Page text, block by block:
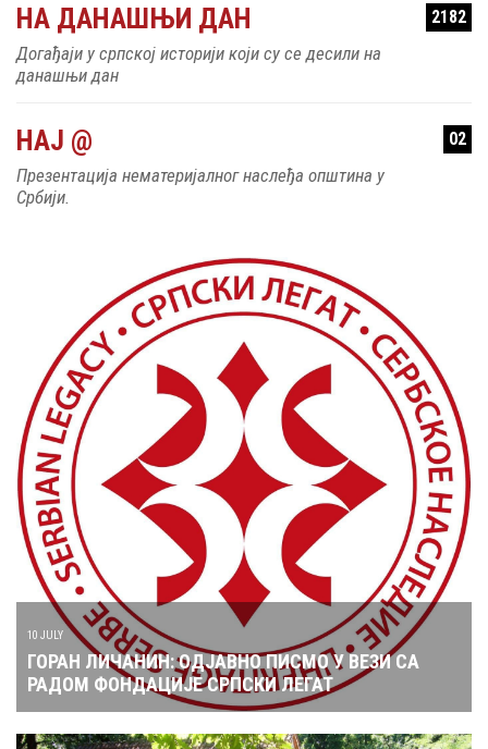
НА ДАНАШЊИ ДАН 2182
Догађаји у српској историји који су се десили на
данашњи дан
НАЈ @ 02
Презентација нематеријалног наслеђа општина у
Србији.
10 JULY
ГОРАН ЛИЧАНИН: ОДЈАВНО ПИСМО У ВЕЗИ СА
РАДОМ ФОНДАЦИЈЕ СРПСКИ ЛЕГАТ